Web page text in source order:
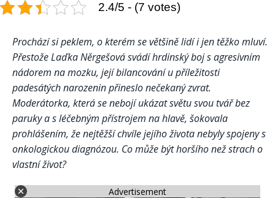
2.4/5 - (7 votes)
Prochází si peklem, o kterém se většině lidí i jen těžko mluví.
Přestože Laďka Něrgešová svádí hrdinský boj s agresivním
nádorem na mozku, její bilancování u příležitosti
padesátých narozenin přineslo nečekaný zvrat.
Moderátorka, která se nebojí ukázat světu svou tvář bez
paruky a s léčebným přístrojem na hlavě, šokovala
prohlášením, že nejtěžší chvíle jejího života nebyly spojeny s
onkologickou diagnózou. Co může být horšího než strach o
vlastní život?
Advertisement